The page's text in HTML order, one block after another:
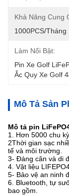
Khả Năng Cung
1000PCS/tháng
Làm Nổi Bật:
Pin Xe Golf
Ắc Quy Xe Golf
Mô Tả Sản
Mô tả pin
1. Hơn 5000 chu
2Thời gian sạc
tế và môi trường.
3- Đáng cân và di
4. Vật liệu
5- Bảo vệ an ninh
6. Bluetooth, tự
bao gồm.